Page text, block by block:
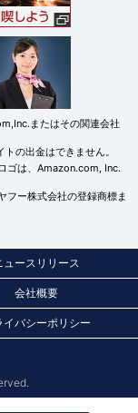
またはその関連会社
の出金はできません。
ゴは、Amazon.com, Inc.
フー株式会社の登録商標ま
ュースリリース
会社概要
イバシーポリシー